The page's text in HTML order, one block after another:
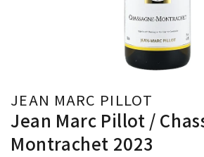
JEAN MARC PILLOT
Jean Marc Pillot /
Montrachet 2023